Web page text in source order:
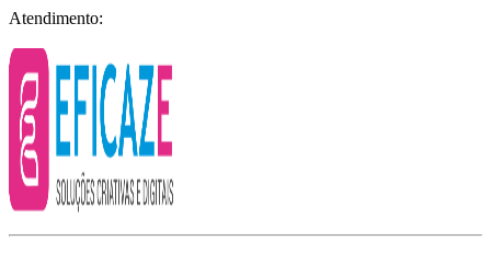
Atendimento: